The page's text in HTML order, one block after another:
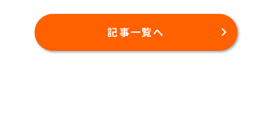
記事一覧へ